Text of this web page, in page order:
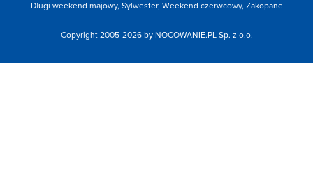
Długi weekend majowy, Sylwester, Weekend czerwcowy, Zakopane
Copyright 2005-2026 by NOCOWANIE.PL Sp. z o.o.